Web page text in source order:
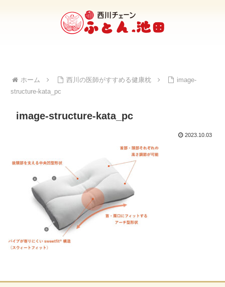
ホーム 西川の医師がすすめる健康枕
image-
structure-kata_pc
image-structure-kata_pc
2023.10.03